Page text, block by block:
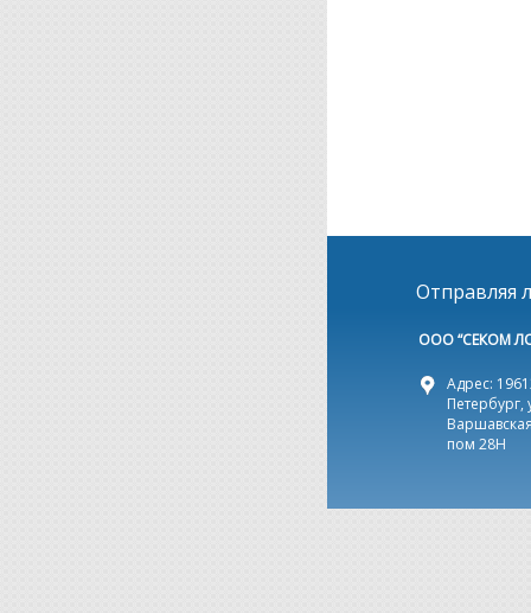
Отправляя
ООО “СЕКОМ
Адрес:
Петербург,
пом 28Н